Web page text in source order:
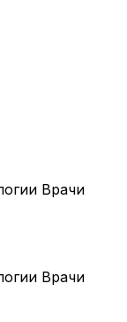
Врачи
Врачи